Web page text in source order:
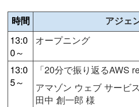
時間
アジェ
13:0
0～
オープニング
13:0
5～
「20分で振り返るAWS
アマゾン ウェブ サービ
田中 創一郎 様